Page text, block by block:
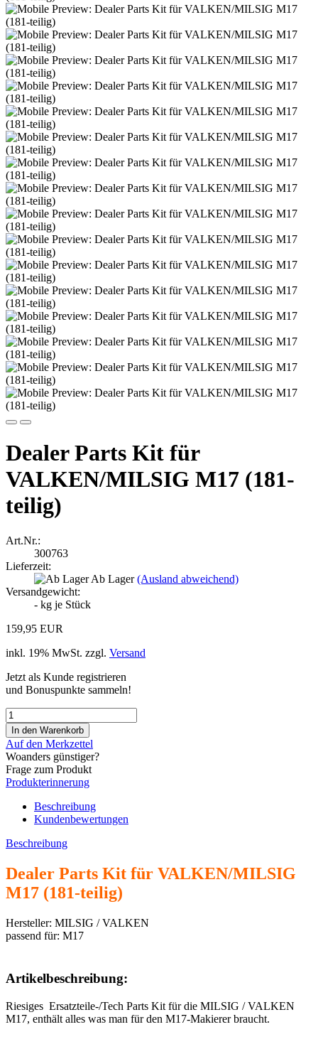
Dealer Parts Kit für
VALKEN/MILSIG M17 (181-
teilig)
Art.Nr.:
300763
Lieferzeit:
Ab Lager(Ausland abweichend)
Versandgewicht:
- kg je Stück
159,95 EUR
inkl. 19% MwSt. zzgl. Versand
Jetzt als Kunde registrieren
und Bonuspunkte sammeln!
Auf den Merkzettel
Woanders günstiger?
Frage zum Produkt
Produkterinnerung
Beschreibung
Kundenbewertungen
Beschreibung
Dealer Parts Kit für VALKEN/MILSIG
M17 (181-teilig)
Hersteller: MILSIG / VALKEN
passend für: M17
Artikelbeschreibung:
Riesiges Ersatzteile-/Tech Parts Kit für die MILSIG / VALKEN
M17, enthält alles was man für den M17-Makierer braucht.